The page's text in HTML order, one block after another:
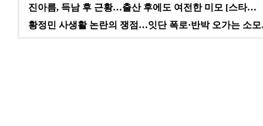
진아름, 득남 후 근황…출산 후에도 여전한 미모 [스타…
황정민 사생활 논란의 쟁점…잇단 폭로·반박 오가는 소